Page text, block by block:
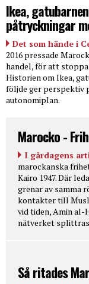
Ikea,
påtryckningar
Det som hände i
2016 pressade
handel, för att stoppa
Historien om Ikea,
följde ger perspektiv
autonomiplan.
Marocko -
I gårdagens
marockanska
Kairo 1947. Där
grenar av samma
kontakter till
vid tiden, Amin al-
nätverket
Så ritades